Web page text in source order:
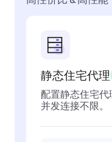
静态住宅代理
配置静态住宅
并发连接不限。